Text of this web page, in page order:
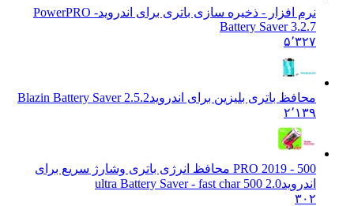
نرم افزار - ذخیره سازی باتری برای اندرویدPowerPRO -
Battery Saver 3.2.7
۵٬۳۲۷
محافظ باتری بلیزین برای اندرویدBlazin Battery Saver 2.5.2
۲٬۱۳۹
500 - PRO 2019 محافظ انرژی باتری وشارژ سریع برای
اندروید2.0 500 ultra Battery Saver - fast char
۳۰۲